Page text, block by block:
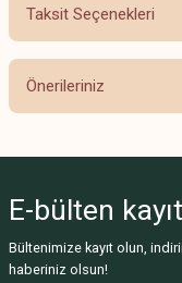
Bu
Taksit Seçenekleri
Önerileriniz
Görüş ve önerileriniz için
Ürün resmi kalitesiz,
E-bülten kayıt
Bültenimize kayıt olun,
haberiniz olsun!